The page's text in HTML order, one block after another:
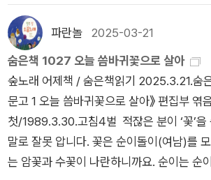
정”이라고 설명한다. 당연히 그곳에는 성적
간도 존재하겠지만 남성들은 이러한 관계를
향이 강하다. 여사친들과 있을 때 더 편한 나,
답지’ 않아도 우정을 유지할 수 있다남성성
관계의 문은 더욱 활짝 열린다남자들은 유
착하고 있음을 책은 설명한다. 남자들끼리 모
기기’처럼, 농담이 단순한 재미나 조롱이 아
위한 퍼포먼스로 이루어지는” 농담은 지위
열을 보여주는 도구가 된다. 책은 이 또한
의 우정에 티끌만 한 관심이 있는 여성분들
렸다. 나도 모르는 사이에 희미해진 인연들
는 사람들도 나의 행동과 노력 없이는 수평
거라는 이 당연한 사실을 계속 상기했다. ​'성
에 울려 퍼지던 목소리가 있었다. 나한테 집
는 인연도 막지 않는 거야. 친구랑 노닥거릴
하란 말이야. 게으르고 안일한 목소리. 하지
덜덜 떨리던 목소리. ​나에게 늘 관념이었던
버리려 한다. 대신 아주 구체적인고 생동하
파란놀 2025-03-21
숨은책 1027 오늘 씀바귀꽃으로 살아
숲노래 어제책 / 숨은책읽기 2025.3.21.숨
문고 1 오늘 씀바귀꽃으로 살아》 편집부
첫/1989.3.30.고침4벌 적잖은 분이 ‘꽃’을
말로 잘못 압니다. 꽃은 순이돌이(여남)를
는 암꽃과 수꽃이 나란하니까요. 순이는 순